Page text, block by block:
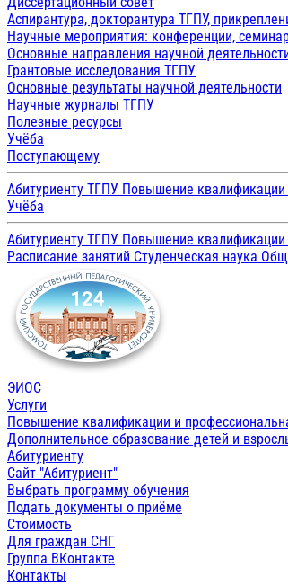
Аспирантура, докторантура ТГПУ,
Научные мероприятия: конференции,
Основные направления научной
Грантовые исследования ТГПУ
Основные результаты научной деятельности
Научные журналы ТГПУ
Полезные ресурсы
Учёба
Поступающему
Абитуриенту ТГПУ Повышение квалификации
Учёба
Абитуриенту ТГПУ Повышение квалификации
Расписание занятий Студенческая наука
ЭИОС
Услуги
Повышение квалификации и
Дополнительное образование детей и
Абитуриенту
Сайт "Абитуриент"
Выбрать программу обучения
Подать документы о приёме
Стоимость
Для граждан СНГ
Группа ВКонтакте
Контакты